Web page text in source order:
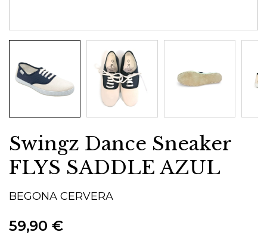
Swingz Dance Sneaker
FLYS SADDLE AZUL
BEGONA CERVERA
59,90 €